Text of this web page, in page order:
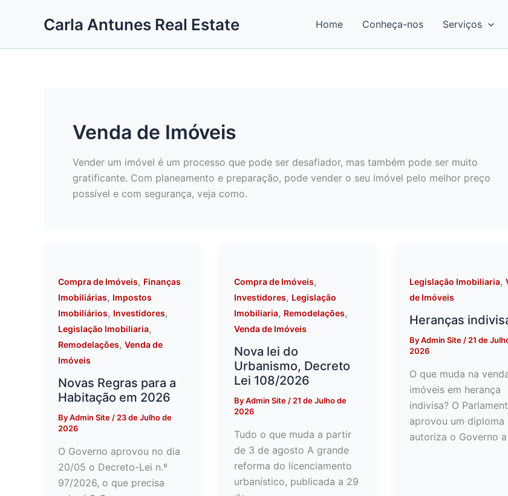
Carla Antunes Real Estate Home Conheça-nos Serviços
Venda de Imóveis
Vender um imóvel é um processo que pode ser desafiador, mas também pode ser muito
gratificante. Com planeamento e preparação, pode vender o seu imóvel pelo melhor preço
possível e com segurança, veja como.
Compra de Imóveis, Finanças
Imobiliárias, Impostos
Imobiliários, Investidores,
Legislação Imobiliaria,
Remodelações, Venda de
Imóveis
Novas Regras para a
Habitação em 2026
ByAdmin Site / 23 de Julho de
2026
O Governo aprovou no dia
20/05 o Decreto-Lei n.º
97/2026, o que precisa
Compra de Imóveis,
Investidores, Legislação
Imobiliaria, Remodelações,
Venda de Imóveis
Nova lei do
Urbanismo, Decreto
Lei 108/2026
ByAdmin Site / 21 de Julho de
2026
Tudo o que muda a partir
de 3 de agosto A grande
reforma do licenciamento
urbanístico, publicada a 29
Legislação Imobiliaria,
de Imóveis
Heranças
ByAdmin Site / 21 de
2026
O que muda na
imóveis em herança
indivisa? O
aprovou um diploma
autoriza o Governo a